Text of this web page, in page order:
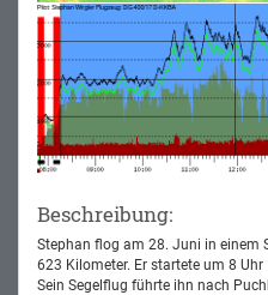
Beschreibung:
Stephan flog am 28. Juni in einem
623 Kilometer. Er startete um 8
Sein Segelflug führte ihn nach